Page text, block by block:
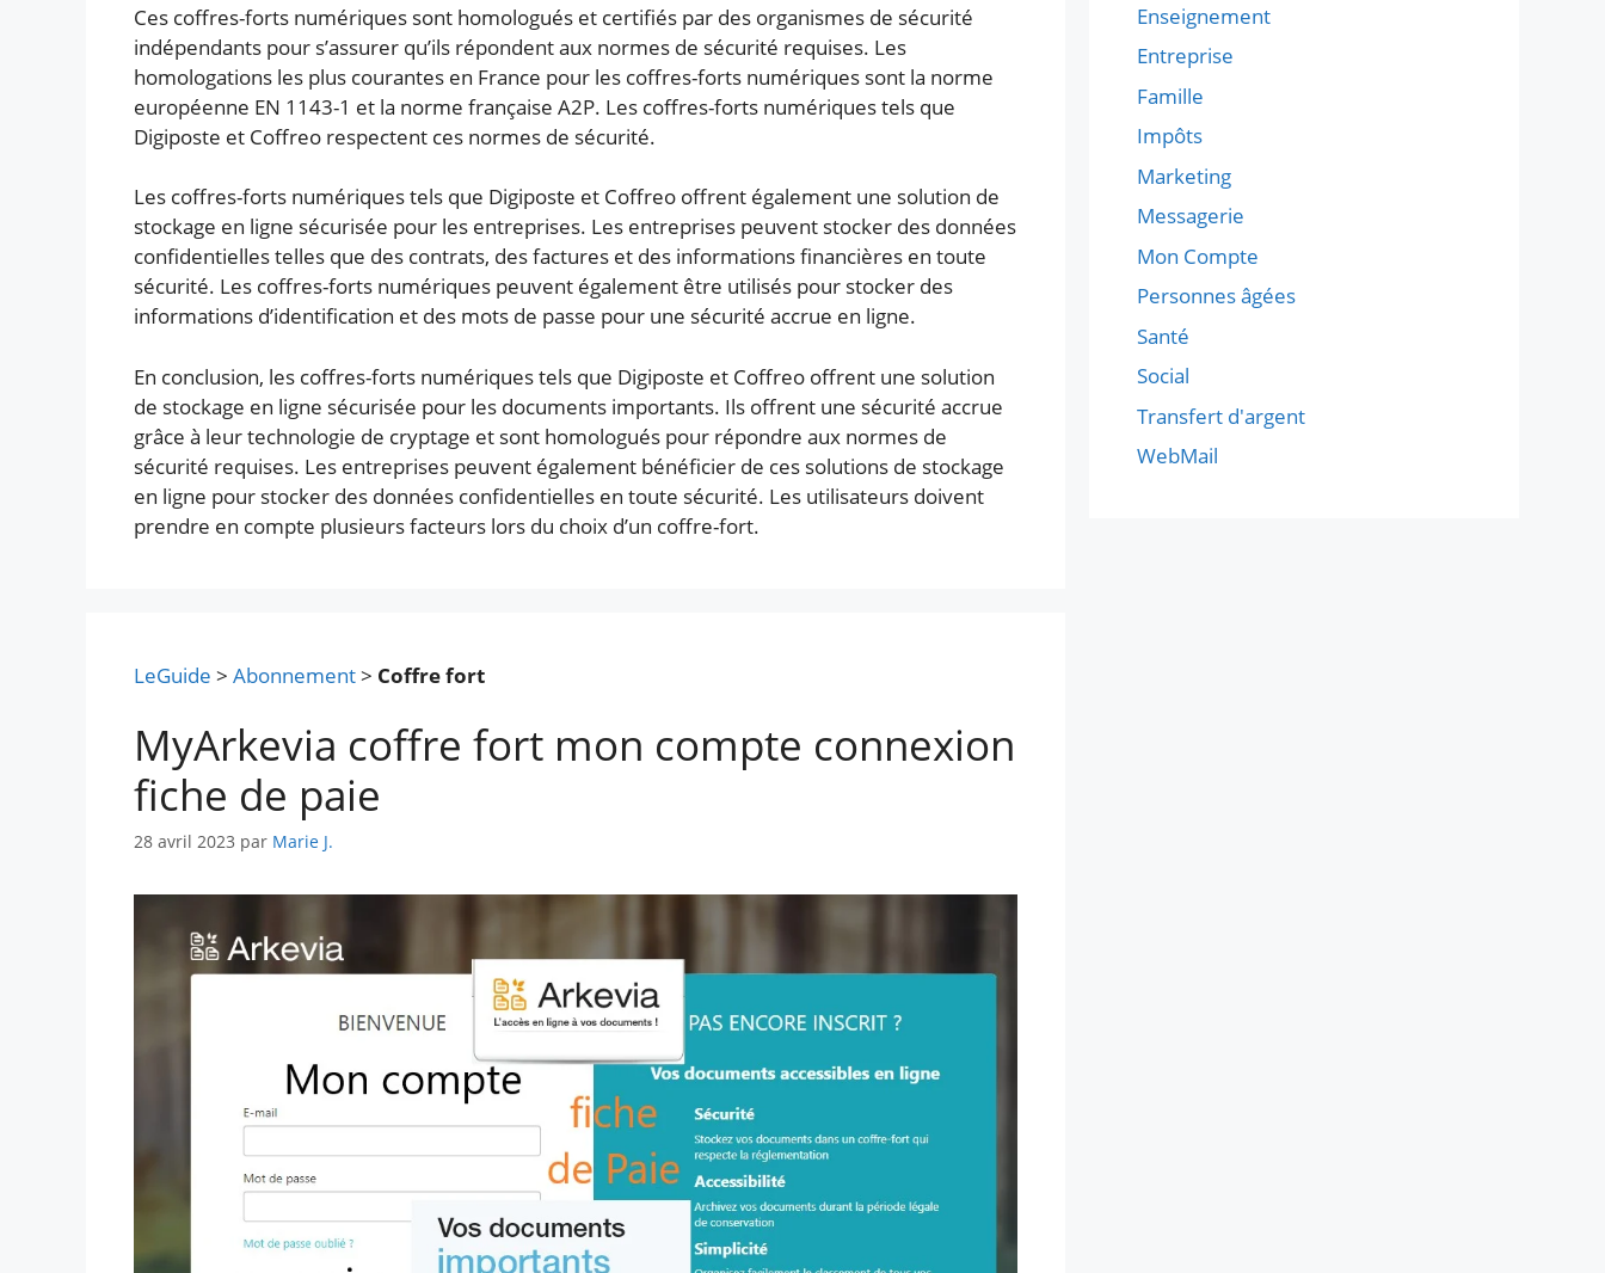
Ces coffres-forts numériques sont homologués et certifiés par des organismes de sécurité
indépendants pour s’assurer qu’ils répondent aux normes de sécurité requises. Les
homologations les plus courantes en France pour les coffres-forts numériques sont la norme
européenne EN 1143-1 et la norme française A2P. Les coffres-forts numériques tels que
Digiposte et Coffreo respectent ces normes de sécurité.
Les coffres-forts numériques tels que Digiposte et Coffreo offrent également une solution de
stockage en ligne sécurisée pour les entreprises. Les entreprises peuvent stocker des données
confidentielles telles que des contrats, des factures et des informations financières en toute
sécurité. Les coffres-forts numériques peuvent également être utilisés pour stocker des
informations d’identification et des mots de passe pour une sécurité accrue en ligne.
En conclusion, les coffres-forts numériques tels que Digiposte et Coffreo offrent une solution
de stockage en ligne sécurisée pour les documents importants. Ils offrent une sécurité accrue
grâce à leur technologie de cryptage et sont homologués pour répondre aux normes de
sécurité requises. Les entreprises peuvent également bénéficier de ces solutions de stockage
en ligne pour stocker des données confidentielles en toute sécurité. Les utilisateurs doivent
prendre en compte plusieurs facteurs lors du choix d’un coffre-fort.
LeGuide > Abonnement> Coffre fort
MyArkevia coffre fort mon compte connexion
fiche de paie
28 avril 2023 par Marie J.
Enseignement
Entreprise
Famille
Impôts
Marketing
Messagerie
Mon Compte
Personnes âgées
Santé
Social
Transfert d'argent
WebMail